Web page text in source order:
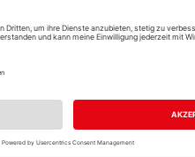
ausgesetzt ist. Daher
bei Werkstoffen vor,
überzeugen Sie sich von